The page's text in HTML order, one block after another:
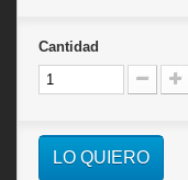
Cantidad
LO QUIERO